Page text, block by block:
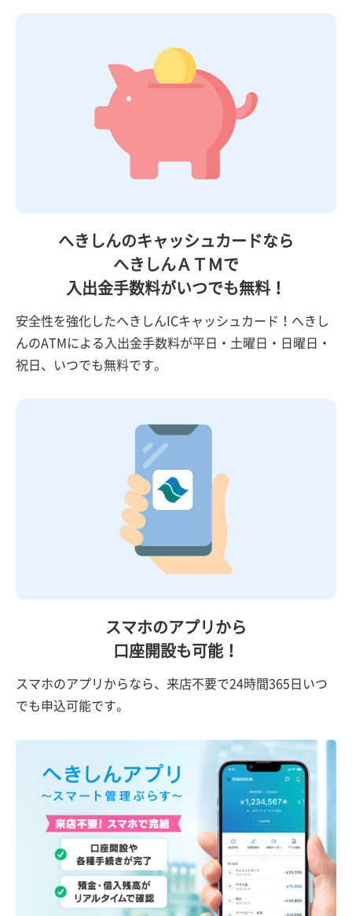
へきしんのキャッシュカードなら
へきしんＡＴＭで
入出金手数料がいつでも無料！
安全性を強化したへきしんICキャッシュカード！へきし
んのATMによる入出金手数料が平日・土曜日・日曜日・
祝日、いつでも無料です。
スマホのアプリから
口座開設も可能！
スマホのアプリからなら、来店不要で24時間365日いつ
でも申込可能です。